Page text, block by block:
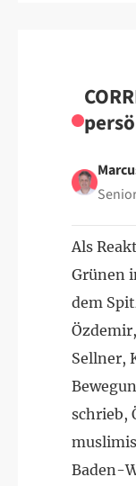
Als
Grünen
dem
Sellner,
schrieb,
Baden-